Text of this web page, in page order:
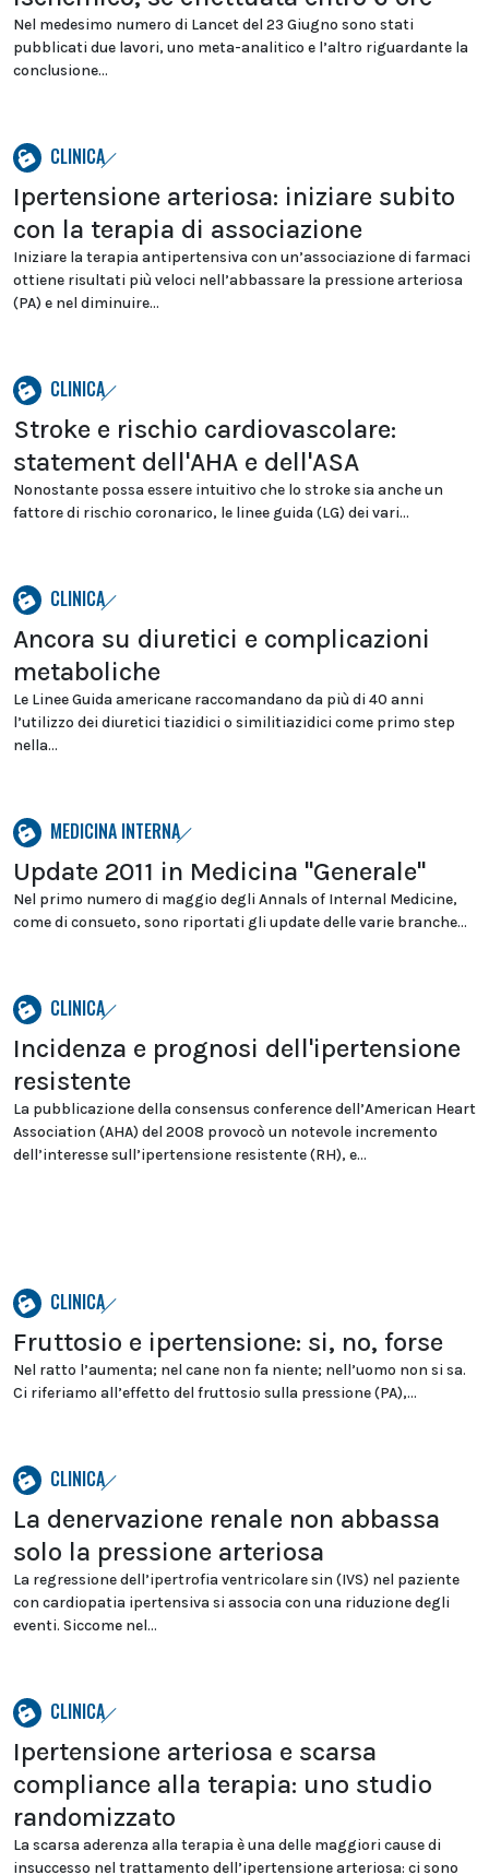
Nel medesimo numero di Lancet del 23 Giugno sono stati
pubblicati due lavori, uno meta-analitico e l’altro riguardante la
conclusione...
CLINICA
Ipertensione arteriosa: iniziare subito
con la terapia di associazione
Iniziare la terapia antipertensiva con un’associazione di farmaci
ottiene risultati più veloci nell’abbassare la pressione arteriosa
(PA) e nel diminuire...
CLINICA
Stroke e rischio cardiovascolare:
statement dell'AHA e dell'ASA
Nonostante possa essere intuitivo che lo stroke sia anche un
fattore di rischio coronarico, le linee guida (LG) dei vari...
CLINICA
Ancora su diuretici e complicazioni
metaboliche
Le Linee Guida americane raccomandano da più di 40 anni
l’utilizzo dei diuretici tiazidici o similitiazidici come primo step
nella...
MEDICINA INTERNA
Update 2011 in Medicina "Generale"
Nel primo numero di maggio degli Annals of Internal Medicine,
come di consueto, sono riportati gli update delle varie branche...
CLINICA
Incidenza e prognosi dell'ipertensione
resistente
La pubblicazione della consensus conference dell’American Heart
Association (AHA) del 2008 provocò un notevole incremento
dell’interesse sull’ipertensione resistente (RH), e...
CLINICA
Fruttosio e ipertensione: si, no, forse
Nel ratto l’aumenta; nel cane non fa niente; nell’uomo non si sa.
Ci riferiamo all’effetto del fruttosio sulla pressione (PA),...
CLINICA
La denervazione renale non abbassa
solo la pressione arteriosa
La regressione dell’ipertrofia ventricolare sin (IVS) nel paziente
con cardiopatia ipertensiva si associa con una riduzione degli
eventi. Siccome nel...
CLINICA
Ipertensione arteriosa e scarsa
compliance alla terapia: uno studio
randomizzato
La scarsa aderenza alla terapia è una delle maggiori cause di
insuccesso nel trattamento dell’ipertensione arteriosa: ci sono